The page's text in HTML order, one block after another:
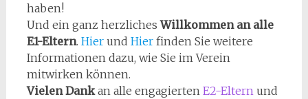
haben!
Und ein ganz herzlichesWillkommen an alle
E1-Eltern. Hierund Hierfinden Sie weitere
Informationen dazu, wie Sie im Verein
mitwirken können.
Vielen Dankan alle engagierten E2-Elternund